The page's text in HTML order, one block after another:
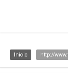
Inicio http://